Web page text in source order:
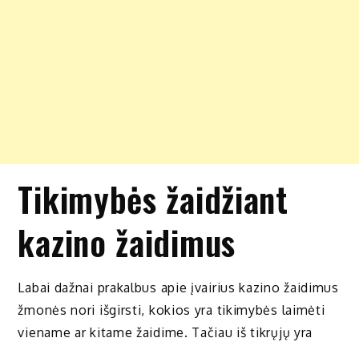
Tikimybės žaidžiant
kazino žaidimus
Labai dažnai prakalbus apie įvairius kazino žaidimus
žmonės nori išgirsti, kokios yra tikimybės laimėti
viename ar kitame žaidime. Tačiau iš tikrųjų yra